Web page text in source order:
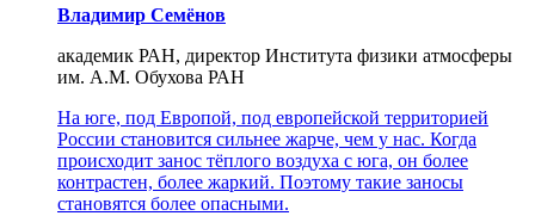
Владимир Семёнов
академик РАН, директор Института физики атмосферы
им. А.М. Обухова РАН
На юге, под Европой, под европейской территорией
России становится сильнее жарче, чем у нас. Когда
происходит занос тёплого воздуха с юга, он более
контрастен, более жаркий. Поэтому такие заносы
становятся более опасными.